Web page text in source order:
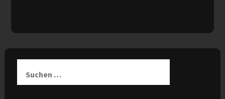
nach: